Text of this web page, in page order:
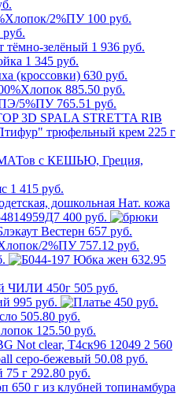
100 руб.
руб.
1 936 руб.
1 345 руб.
630 руб.
885.50 руб.
765.51 руб.
1 415 руб.
400 руб.
657 руб.
757.12 руб.
632.95
505 руб.
995 руб.
450 руб.
505.80 руб.
125.50 руб.
2 560
50.08 руб.
292.80 руб.